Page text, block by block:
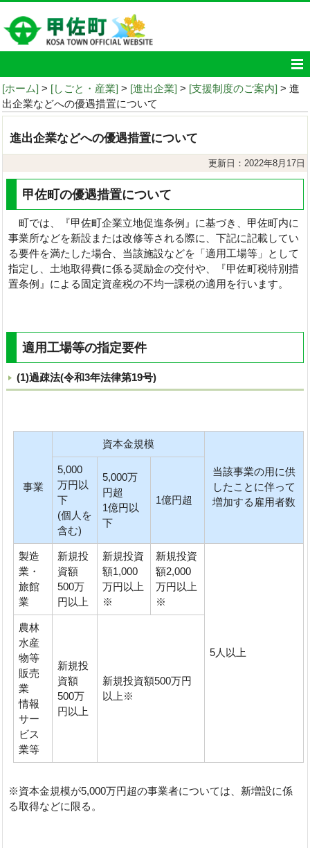
[ホーム] > [しごと・産業] > [進出企業] > [支援制度のご案内] > 進
出企業などへの優遇措置について
進出企業などへの優遇措置について
更新日：2022年8月17日
甲佐町の優遇措置について
町では、『甲佐町企業立地促進条例』に基づき、甲佐町内に
事業所などを新設または改修等される際に、下記に記載してい
る要件を満たした場合、当該施設などを「適用工場等」として
指定し、土地取得費に係る奨励金の交付や、『甲佐町税特別措
置条例』による固定資産税の不均一課税の適用を行います。
適用工場等の指定要件
(1)過疎法(令和3年法律第19号)
事業
資本金規模
当該事業の用に供
したことに伴って
増加する雇用者数
5,000
万円以
下
(個人を
含む)
5,000万
円超
1億円以
下
1億円超
製造
業・
旅館
業
新規投
資額
500万
円以上
新規投資
額1,000
万円以上
※
新規投資
額2,000
万円以上
※
5人以上
農林
水産
物等
販売
業
情報
サー
ビス
業等
新規投
資額
500万
円以上
新規投資額500万円
以上※
※資本金規模が5,000万円超の事業者については、新増設に係
る取得などに限る。